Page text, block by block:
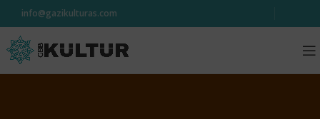
info@gazikulturas.com